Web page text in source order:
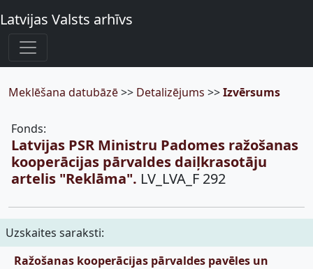
Latvijas Valsts arhīvs
Meklēšana datubāzē>> Detalizējums >>Izvērsums
Fonds:
Latvijas PSR Ministru Padomes ražošanas
kooperācijas pārvaldes daiļkrasotāju
artelis "Reklāma". LV_LVA_F 292
Uzskaites saraksti:
Ražošanas kooperācijas pārvaldes pavēles un